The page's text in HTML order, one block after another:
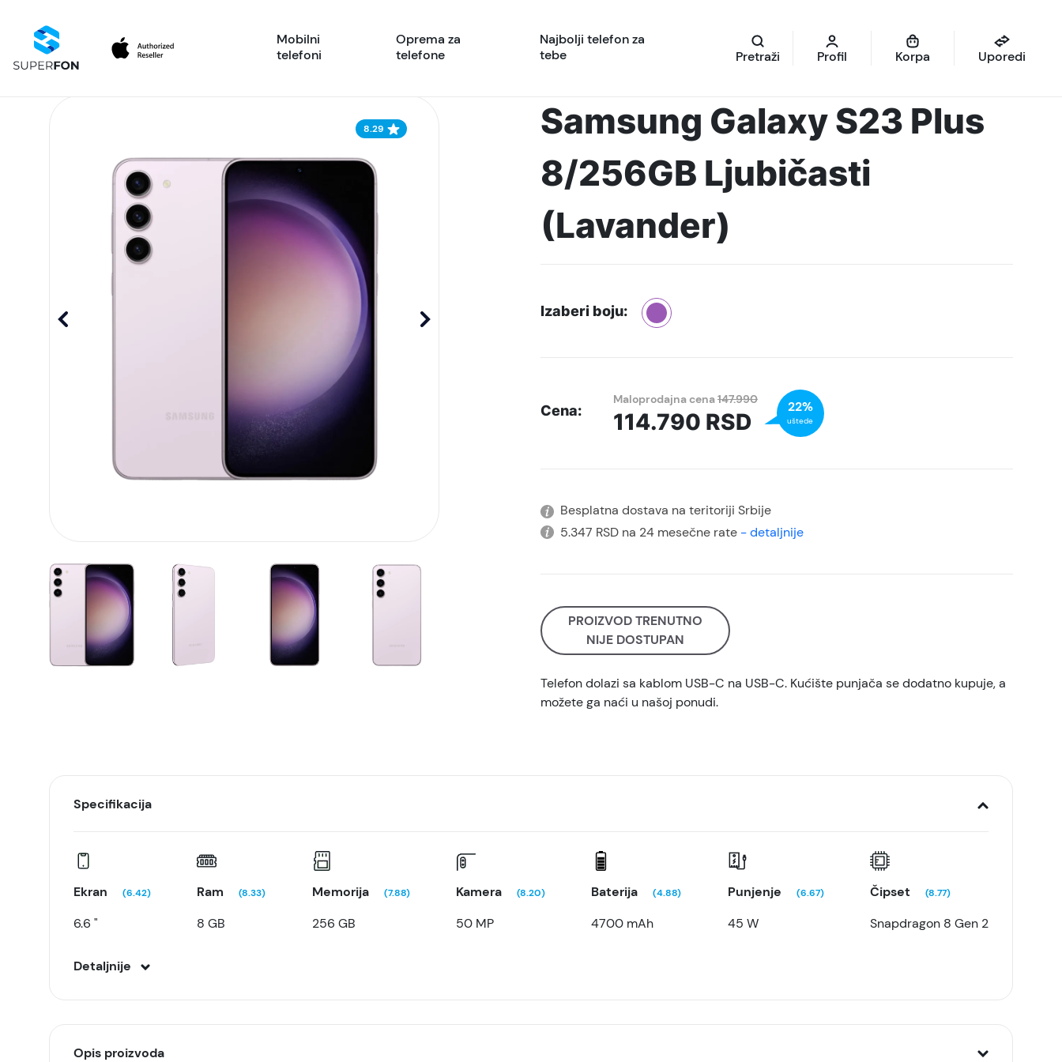
Mobilni
telefoni
Oprema za
telefone
Najbolji telefon za
tebe
Pretraži Profil Korpa Uporedi
8.29
Samsung Galaxy S23 Plus
8/256GB Ljubičasti
(Lavander)
Izaberi boju:
Cena:
Maloprodajna cena147.990
114.790 RSD
22%
uštede
Besplatna dostava na teritoriji Srbije
5.347 RSD na 24 mesečne rate- detaljnije
PROIZVOD TRENUTNO
NIJE DOSTUPAN
Telefon dolazi sa kablom USB-C na USB-C. Kućište punjača se dodatno kupuje, a
možete ga naći u našoj ponudi.
Specifikacija
Ekran (6.42)
6.6 "
Ram (8.33)
8 GB
Memorija (7.88)
256 GB
Kamera (8.20)
50 MP
Baterija (4.88)
4700 mAh
Punjenje (6.67)
45 W
Čipset (8.77)
Snapdragon 8 Gen 2
Detaljnije
Opis proizvoda